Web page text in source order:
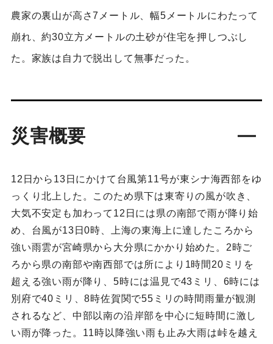
農家の裏山が高さ7メートル、幅5メートルにわたって
崩れ、約30立方メートルの土砂が住宅を押しつぶし
た。家族は自力で脱出して無事だった。
災害概要
12日から13日にかけて台風第11号が東シナ海西部をゆ
っくり北上した。このため県下は東寄りの風が吹き、
大気不安定も加わって12日には県の南部で雨が降り始
め、台風が13日0時、上海の東海上に達したころから
強い雨雲が宮崎県から大分県にかかり始めた。2時ご
ろから県の南部や南西部では所により1時間20ミリを
超える強い雨が降り、5時には温見で43ミリ、6時には
別府で40ミリ、8時佐賀関で55ミリの時間雨量が観測
されるなど、中部以南の沿岸部を中心に短時間に激し
い雨が降った。11時以降強い雨も止み大雨は峠を越え